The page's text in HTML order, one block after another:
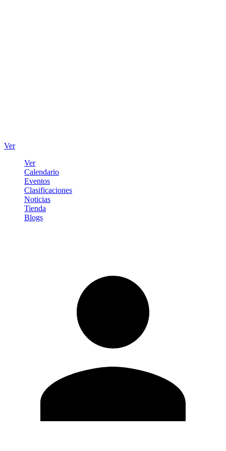
Ver
Ver
Calendario
Eventos
Clasificaciones
Noticias
Tienda
Blogs